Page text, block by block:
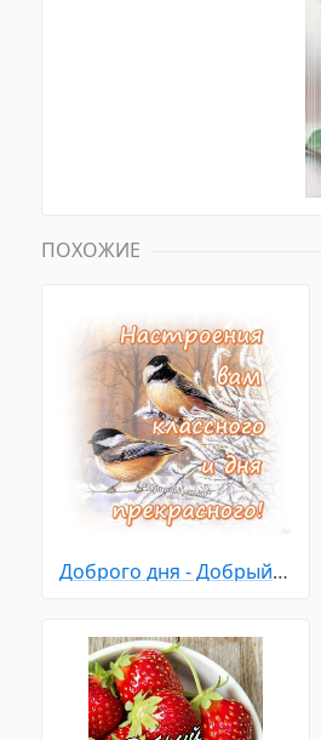
ПОХОЖИЕ
Доброго дня - Добрый зимний день